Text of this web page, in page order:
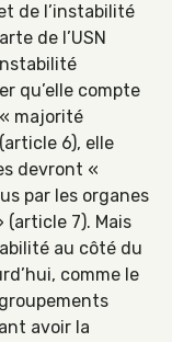
de l’instabilité
de l’USN
qu’elle compte
majorité
6), elle
devront «
par les organes
(article 7). Mais
au côté du
comme le
avoir la